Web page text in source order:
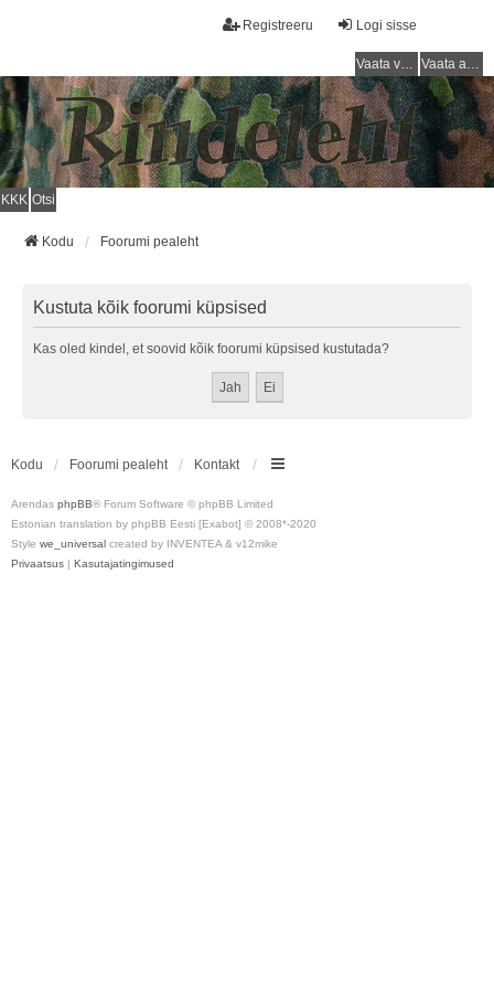
Logi sisse
Registreeru
Vaata vastamata teemasi Vaata aktiivseid teemasid
KKK Otsi
Kodu Foorumi pealeht
Kustuta kõik foorumi küpsised
Kas oled kindel, et soovid kõik foorumi küpsised kustutada?
Kodu Foorumi pealeht Kontakt
Arendas phpBB® Forum Software © phpBB Limited
Estonian translation by phpBB Eesti [Exabot] © 2008*-2020
Style we_universal created by INVENTEA & v12mike
Privaatsus | Kasutajatingimused